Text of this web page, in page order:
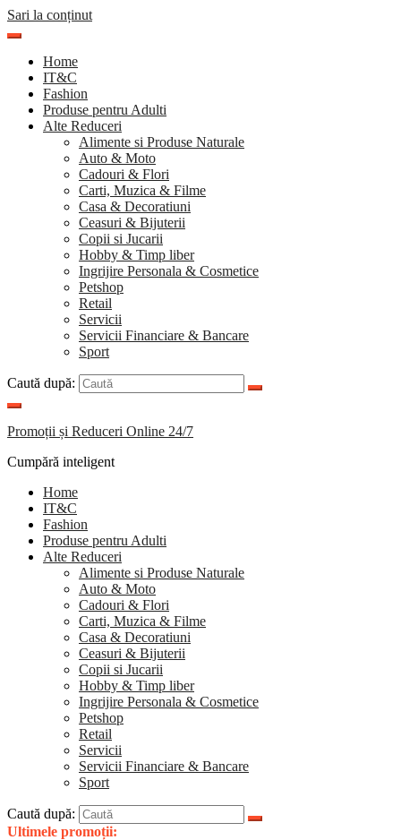
Sari la conținut
Home
IT&C
Fashion
Produse pentru Adulti
Alte Reduceri
Alimente si Produse Naturale
Auto & Moto
Cadouri & Flori
Carti, Muzica & Filme
Casa & Decoratiuni
Ceasuri & Bijuterii
Copii si Jucarii
Hobby & Timp liber
Ingrijire Personala & Cosmetice
Petshop
Retail
Servicii
Servicii Financiare & Bancare
Sport
Caută după:
Promoții și Reduceri Online 24/7
Cumpără inteligent
Home
IT&C
Fashion
Produse pentru Adulti
Alte Reduceri
Alimente si Produse Naturale
Auto & Moto
Cadouri & Flori
Carti, Muzica & Filme
Casa & Decoratiuni
Ceasuri & Bijuterii
Copii si Jucarii
Hobby & Timp liber
Ingrijire Personala & Cosmetice
Petshop
Retail
Servicii
Servicii Financiare & Bancare
Sport
Caută după:
Ultimele promoții: